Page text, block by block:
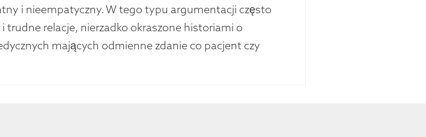
i nieempatyczny. W tego typu argumentacji często
i trudne relacje, nierzadko okraszone historiami o
mających odmienne zdanie co pacjent czy